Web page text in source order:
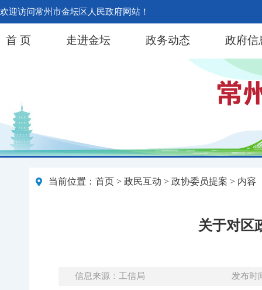
欢迎访问常州市金坛区人民政府网站！
首 页 走进金坛 政务动态 政府信
当前位置： 首页 > 政民互动 > 政协委员提案 > 内容
关于对区
信息来源：工信局 发布时